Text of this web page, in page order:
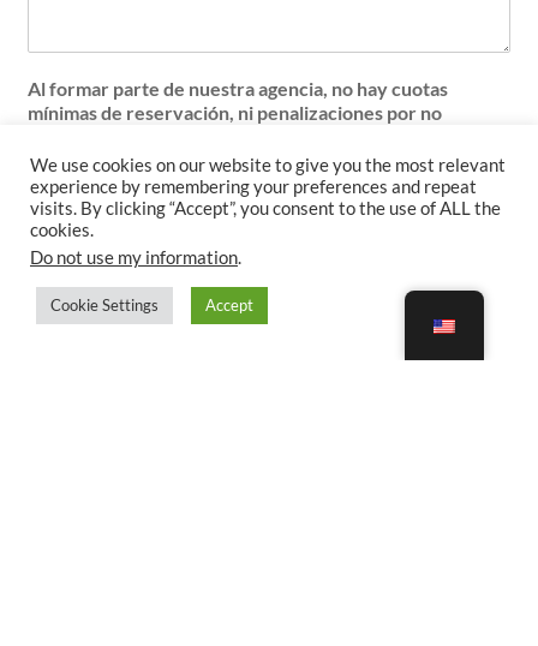
Al formar parte de nuestra agencia, no hay cuotas
mínimas de reservación, ni penalizaciones por no
conocer el tiempo que podrás dedicarle a este
emprendimiento. ¿Cuánto tiempo tienes disponible para
dedicarle a este emprendimiento?*
1-5 horas a la semana
6-10 horas a la semana
10-15 horas a la semana
We use cookies on our website to give you the most relevant
experience by remembering your preferences and repeat
visits. By clicking “Accept”, you consent to the use of ALL the
cookies.
Do not use my information.
Cookie Settings Accept